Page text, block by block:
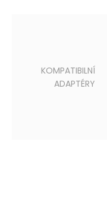
KOMPATIBILNÍ
ADAPTÉRY